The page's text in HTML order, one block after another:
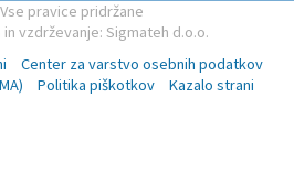
pravice pridržane
vzdrževanje: Sigmateh d.o.o.
Center za varstvo osebnih podatkov
Politika piškotkov Kazalo strani